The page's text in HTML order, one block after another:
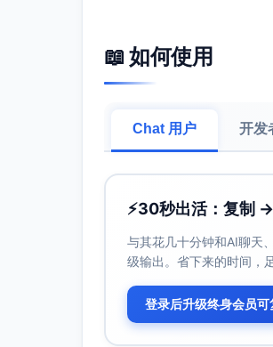
品质敏感：浏览
按品类分组：家
消息三：热卖提醒
消息内容：你昨天
定，喜欢就趁现在
目标用户
犹豫未决但有强
按品类分组：家
触发场景：注册后
📖 如何使用
Chat 用户 开发
⚡30秒出活：复制
与其花几十分钟和AI聊天
级输出。省下来的时间，
登录后升级终身会员可